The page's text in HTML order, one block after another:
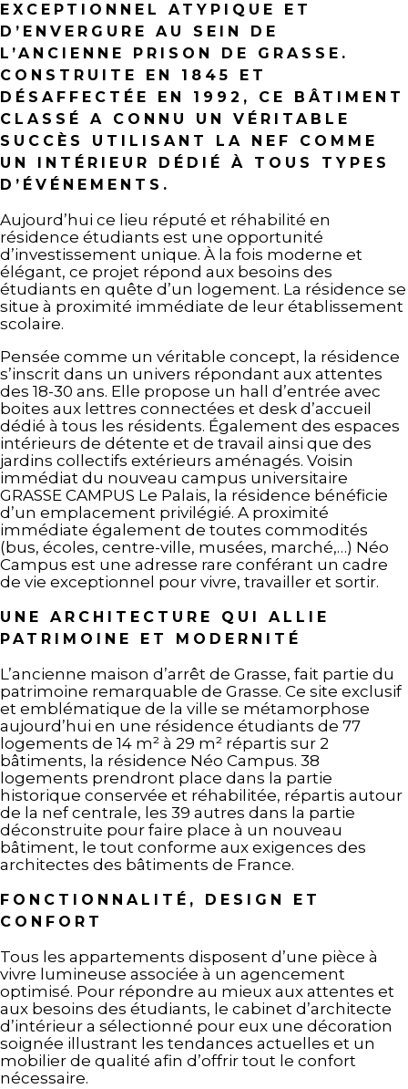
EXCEPTIONNEL ATYPIQUE ET
D’ENVERGURE AU SEIN DE
L’ANCIENNE PRISON DE GRASSE.
CONSTRUITE EN 1845 ET
DÉSAFFECTÉE EN 1992, CE BÂTIMENT
CLASSÉ A CONNU UN VÉRITABLE
SUCCÈS UTILISANT LA NEF COMME
UN INTÉRIEUR DÉDIÉ À TOUS TYPES
D’ÉVÉNEMENTS.
Aujourd’hui ce lieu réputé et réhabilité en
résidence étudiants est une opportunité
d’investissement unique. À la fois moderne et
élégant, ce projet répond aux besoins des
étudiants en quête d’un logement. La résidence se
situe à proximité immédiate de leur établissement
scolaire.
Pensée comme un véritable concept, la résidence
s’inscrit dans un univers répondant aux attentes
des 18-30 ans. Elle propose un hall d’entrée avec
boites aux lettres connectées et desk d’accueil
dédié à tous les résidents. Également des espaces
intérieurs de détente et de travail ainsi que des
jardins collectifs extérieurs aménagés. Voisin
immédiat du nouveau campus universitaire
GRASSE CAMPUS Le Palais, la résidence bénéficie
d’un emplacement privilégié. A proximité
immédiate également de toutes commodités
(bus, écoles, centre-ville, musées, marché,…) Néo
Campus est une adresse rare conférant un cadre
de vie exceptionnel pour vivre, travailler et sortir.
UNE ARCHITECTURE QUI ALLIE
PATRIMOINE ET MODERNITÉ
L’ancienne maison d’arrêt de Grasse, fait partie du
patrimoine remarquable de Grasse. Ce site exclusif
et emblématique de la ville se métamorphose
aujourd’hui en une résidence étudiants de 77
logements de 14 m² à 29 m² répartis sur 2
bâtiments, la résidence Néo Campus. 38
logements prendront place dans la partie
historique conservée et réhabilitée, répartis autour
de la nef centrale, les 39 autres dans la partie
déconstruite pour faire place à un nouveau
bâtiment, le tout conforme aux exigences des
architectes des bâtiments de France.
FONCTIONNALITÉ, DESIGN ET
CONFORT
Tous les appartements disposent d’une pièce à
vivre lumineuse associée à un agencement
optimisé. Pour répondre au mieux aux attentes et
aux besoins des étudiants, le cabinet d’architecte
d’intérieur a sélectionné pour eux une décoration
soignée illustrant les tendances actuelles et un
mobilier de qualité afin d’offrir tout le confort
nécessaire.